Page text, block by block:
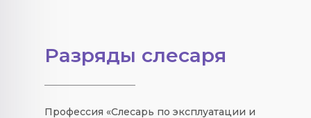
Разряды слесаря
Профессия «Слесарь по эксплуатации и